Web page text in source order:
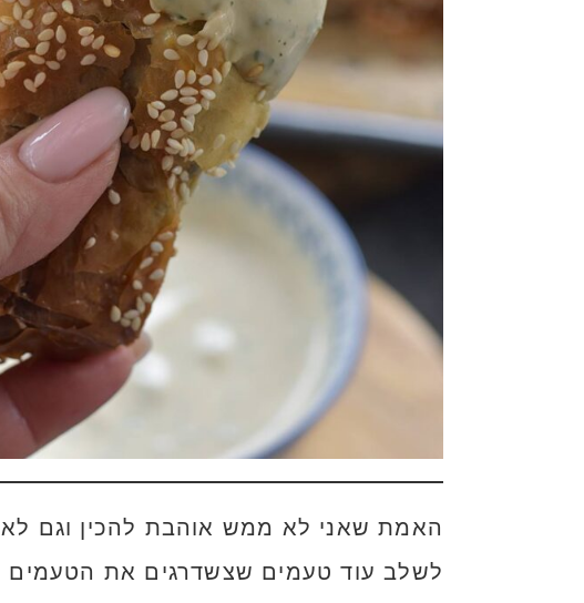
האמת שאני לא ממש אוהבת להכין וגם
לשלב עוד טעמים שצשדרגים את הטעמים